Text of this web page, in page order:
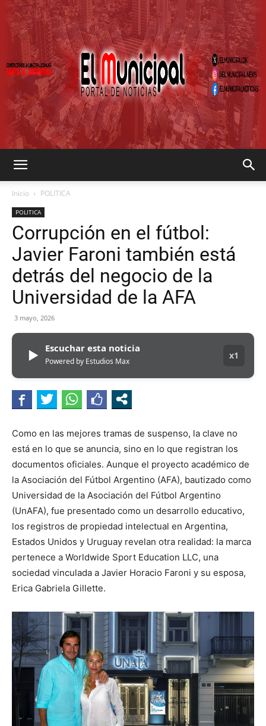
MUNICIPAL
Inicio POLITICA
POLITICA
Corrupción en el fútbol:
Javier Faroni también está
detrás del negocio de la
Universidad de la AFA
3 mayo, 2026
▶ Escuchar esta noticia
Powered by Estudios Max
x1
Como en las mejores tramas de suspenso, la clave no
está en lo que se anuncia, sino en lo que registran los
documentos oficiales. Aunque el proyecto académico de
la Asociación del Fútbol Argentino (AFA), bautizado como
Universidad de la Asociación del Fútbol Argentino
(UnAFA), fue presentado como un desarrollo educativo,
los registros de propiedad intelectual en Argentina,
Estados Unidos y Uruguay revelan otra realidad: la marca
pertenece a Worldwide Sport Education LLC, una
sociedad vinculada a Javier Horacio Faroni y su esposa,
Erica Gabriela Gillette.